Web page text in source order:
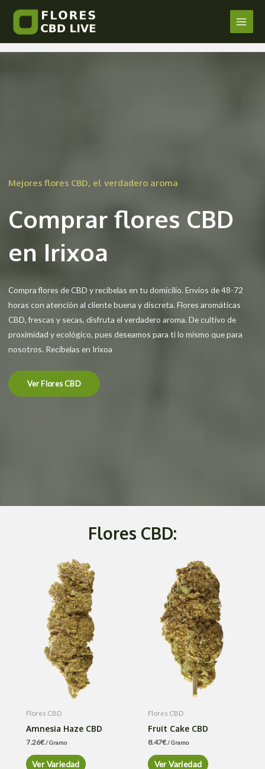
contenido
Main
Menu
Comprar Flores CBD en Irixoa
/ La Coruña/ Poradmin
Mejores flores CBD, el verdadero aroma
Comprar flores CBD
en Irixoa
Compra flores de CBD y recíbelas en tu domicilio. Envíos de 48-72
horas con atención al cliente buena y discreta. Flores aromáticas
CBD, frescas y secas, disfruta el verdadero aroma. De cultivo de
proximidad y ecológico, pues deseamos para ti lo mismo que para
nosotros. Recíbelas en Irixoa
Ver Flores CBD
Flores CBD:
Flores CBD
Amnesia Haze CBD
7.26€/ Gramo
Ver Variedad
Flores CBD
Fruit Cake CBD
8.47€/ Gramo
Ver Variedad